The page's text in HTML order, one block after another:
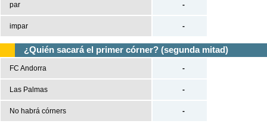
par
impar
-
-
¿Quién sacará el primer córner? (segunda mitad)
FC Andorra
Las Palmas
No habrá córners
-
-
-